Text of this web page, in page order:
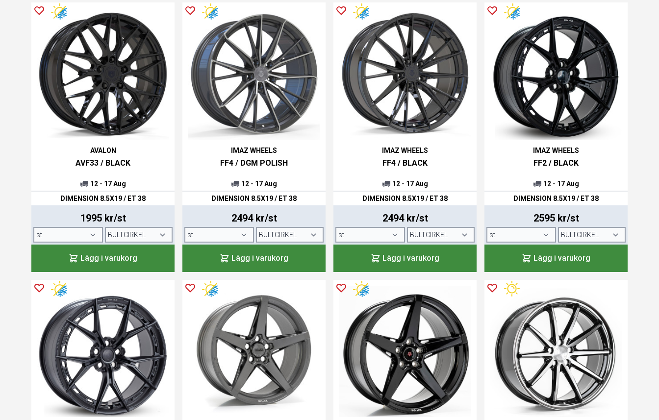
AVALON
AVF33 / BLACK
12 - 17 Aug
DIMENSION 8.5X19 / ET 38
1995 kr/st
Lägg i varukorg
IMAZ WHEELS
FF4 / DGM POLISH
12 - 17 Aug
DIMENSION 8.5X19 / ET 38
2494 kr/st
Lägg i varukorg
IMAZ WHEELS
FF4 / BLACK
12 - 17 Aug
DIMENSION 8.5X19 / ET 38
2494 kr/st
Lägg i varukorg
IMAZ WHEELS
FF2 / BLACK
12 - 17 Aug
DIMENSION 8.5X19 / ET 38
2595 kr/st
Lägg i varukorg